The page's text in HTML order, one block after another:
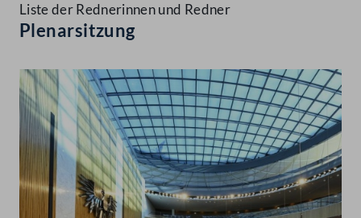
Liste der Rednerinnen und Redner
Plenarsitzung